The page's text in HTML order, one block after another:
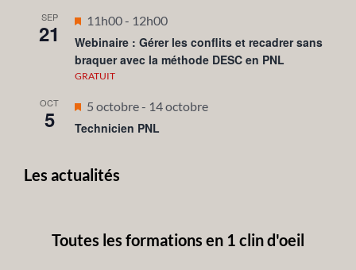
SEP
21
Mis
en
avant
11h00- 12h00
Webinaire : Gérer les conflits et recadrer sans
braquer avec la méthode DESC en PNL
GRATUIT
OCT
5
Mis
en
5 octobre- 14 octobre
Technicien PNL
Les actualités
Toutes les formations en 1 clin d'oeil